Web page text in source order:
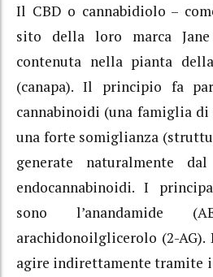
Il CBD o cannabidiolo –
sito della loro marca
contenuta nella pianta della
(canapa). Il principio fa
cannabinoidi (una famiglia
una forte somiglianza
generate naturalmente
endocannabinoidi.I
sono
arachidonoilglicerolo (2-AG).
agire indirettamente tramite